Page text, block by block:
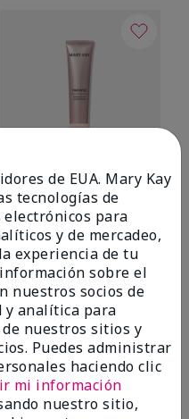
TimeWise® Luminous 3D
Foundation
Light 1​ (subtonos rosados
fríos)
$28.00
de EUA. Mary Kay
tecnologías de
para
y de mercadeo,
experiencia de tu
sobre el
nuestros socios de
y analítica para
nuestros sitios y
Puedes administrar
haciendo clic
mi información
nuestro sitio,